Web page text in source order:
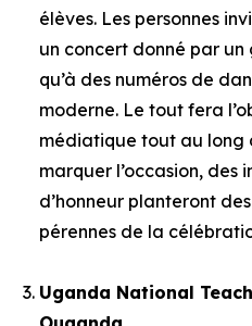
élèves. Les personnes
un concert donné par
qu’à des numéros de
moderne. Le tout fera
médiatique tout au long
marquer l’occasion, des
d’honneur planteront
pérennes de la
Uganda National